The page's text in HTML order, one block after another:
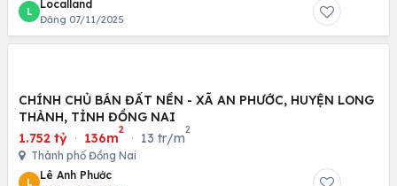
L
Localland
Đăng 07/11/2025
CHÍNH CHỦ BÁN ĐẤT NỀN - XÃ AN PHƯỚC, HUYỆN LONG
THÀNH, TỈNH ĐỒNG NAI
1.752 tỷ · 136m
2
· 13 tr/m
2
Thành phố Đồng Nai
L
Lê Anh Phước